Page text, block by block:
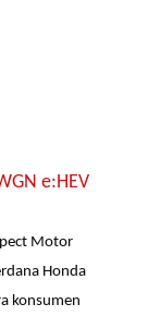
e:HEV
Motor
Honda
konsumen